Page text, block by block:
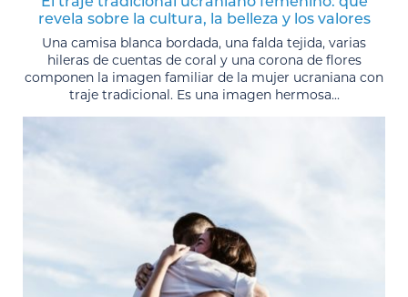
revela sobre la cultura, la belleza y los valores
Una camisa blanca bordada, una falda tejida, varias
hileras de cuentas de coral y una corona de flores
componen la imagen familiar de la mujer ucraniana con
traje tradicional. Es una imagen hermosa...